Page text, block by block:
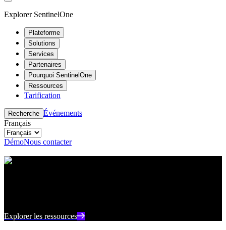
Explorer SentinelOne
Plateforme
Solutions
Services
Partenaires
Pourquoi SentinelOne
Ressources
Tarification
Recherche Événements
Français
DémoNous contacter
Centre de ressources
Explorer les ressources